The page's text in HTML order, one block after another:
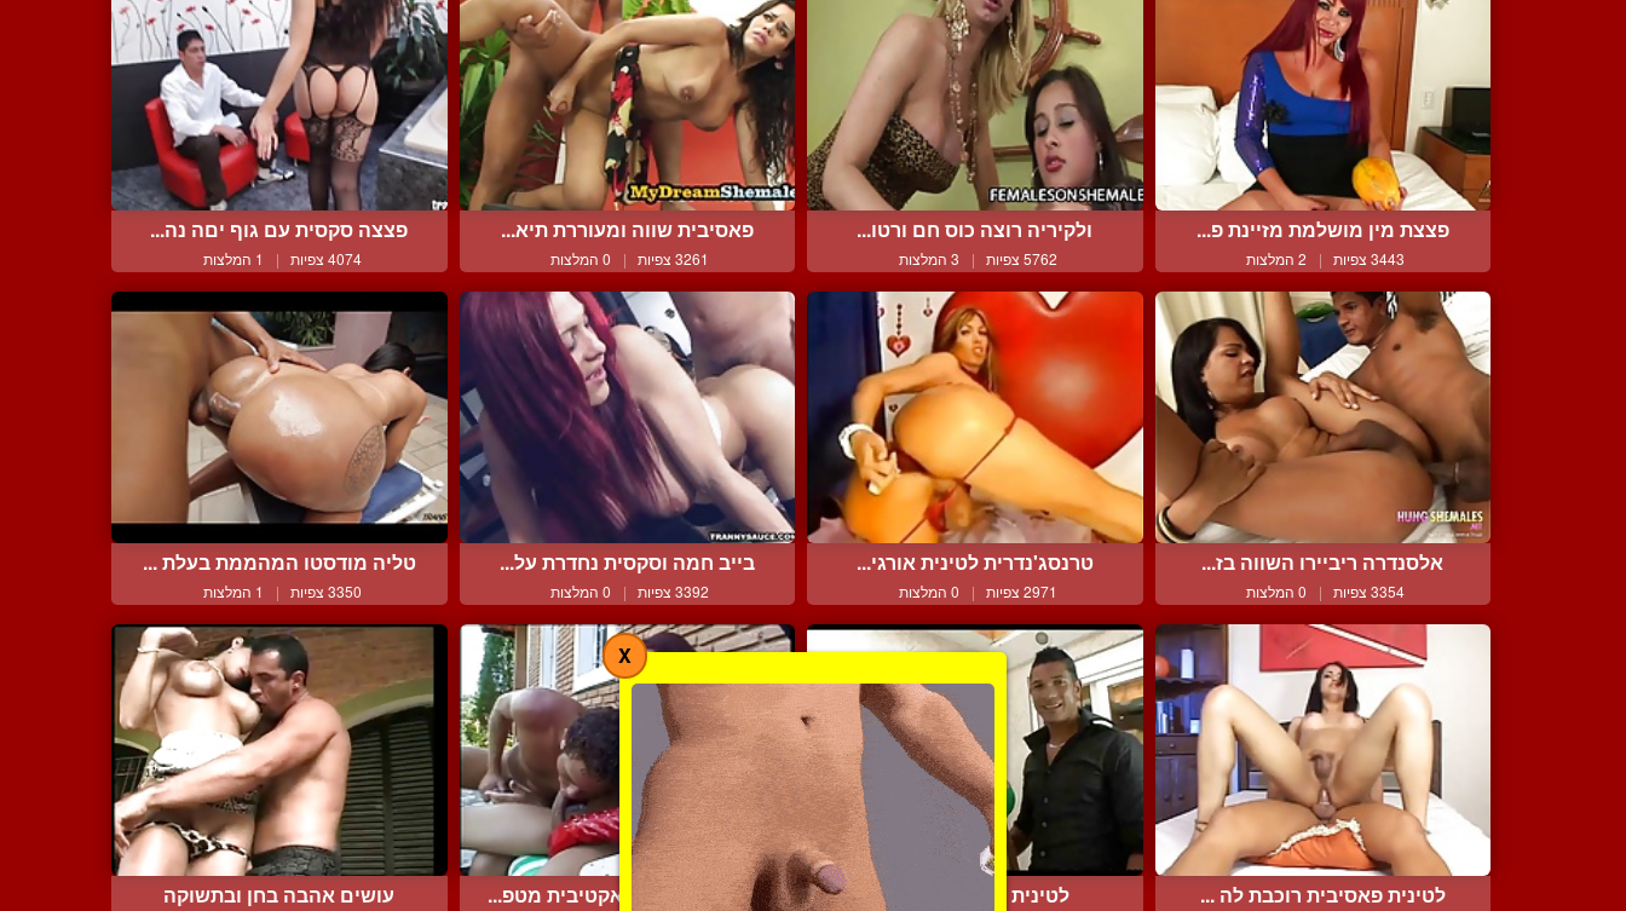
פצצת מין מושלמת מזיינת פ...
3443 צפיות | 2 המלצות
ולקיריה רוצה כוס חם ורטו...
5762 צפיות | 3 המלצות
פאסיבית שווה ומעוררת תיא...
3261 צפיות | 0 המלצות
פצצה סקסית עם גוף יםה נה...
4074 צפיות | 1 המלצות
אלסנדרה ריביירו השווה בז...
3354 צפיות | 0 המלצות
טרנסג'נדרית לטינית אורגי...
2971 צפיות | 0 המלצות
בייב חמה וסקסית נחדרת על...
3392 צפיות | 0 המלצות
טליה מודסטו המהממת בעלת ...
3350 צפיות | 1 המלצות
לטינית פאסיבית רוכבת לה ... לטינית סקסית וחטובה מהממת סקסית ואקטיבית מטפ... עושים אהבה בחן ובתשוקה
X